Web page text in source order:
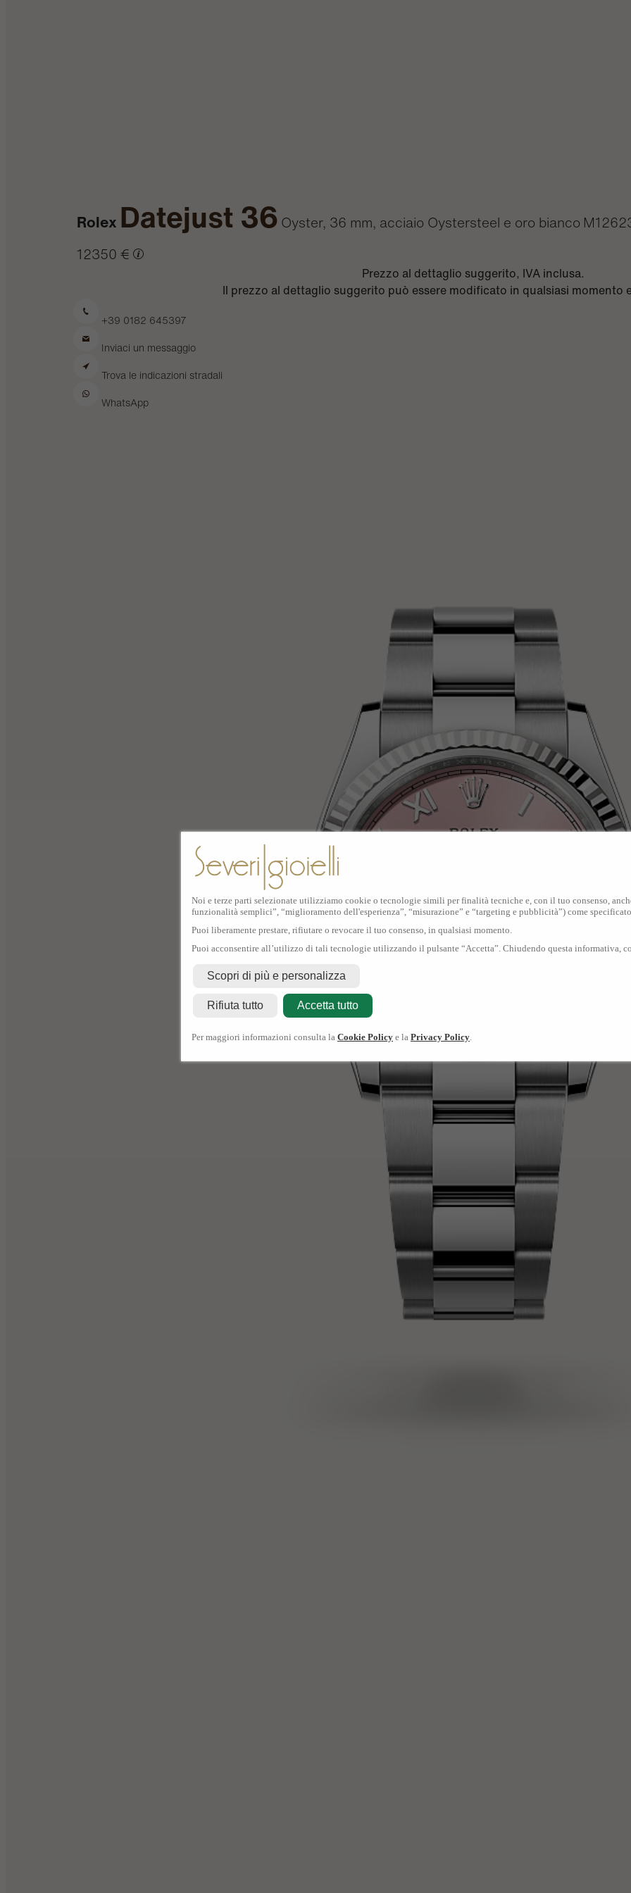
Rolex Datejust 36 Oyster, 36 mm, acciaio Oystersteel e oro bianco
12350 €
Prezzo al dettaglio suggerito, IVA inclusa.
Il prezzo al dettaglio suggerito può essere modificato in qualsiasi momento
+39 0182 645397
Inviaci un messaggio
Trova le indicazioni stradali
WhatsApp
Noi e terze parti selezionate utilizziamo cookie o tecnologie simili per finalità tecniche e, con il tuo consenso,
funzionalità semplici”, “miglioramento dell'esperienza”, “misurazione” e “targeting e pubblicità”) come
Puoi liberamente prestare, rifiutare o revocare il tuo consenso, in qualsiasi momento.
Puoi acconsentire all’utilizzo di tali tecnologie utilizzando il pulsante “Accetta”. Chiudendo questa informativa,
Scopri di più e personalizza
Rifiuta tutto Accetta tutto
Per maggiori informazioni consulta la Cookie Policy e la Privacy Policy.